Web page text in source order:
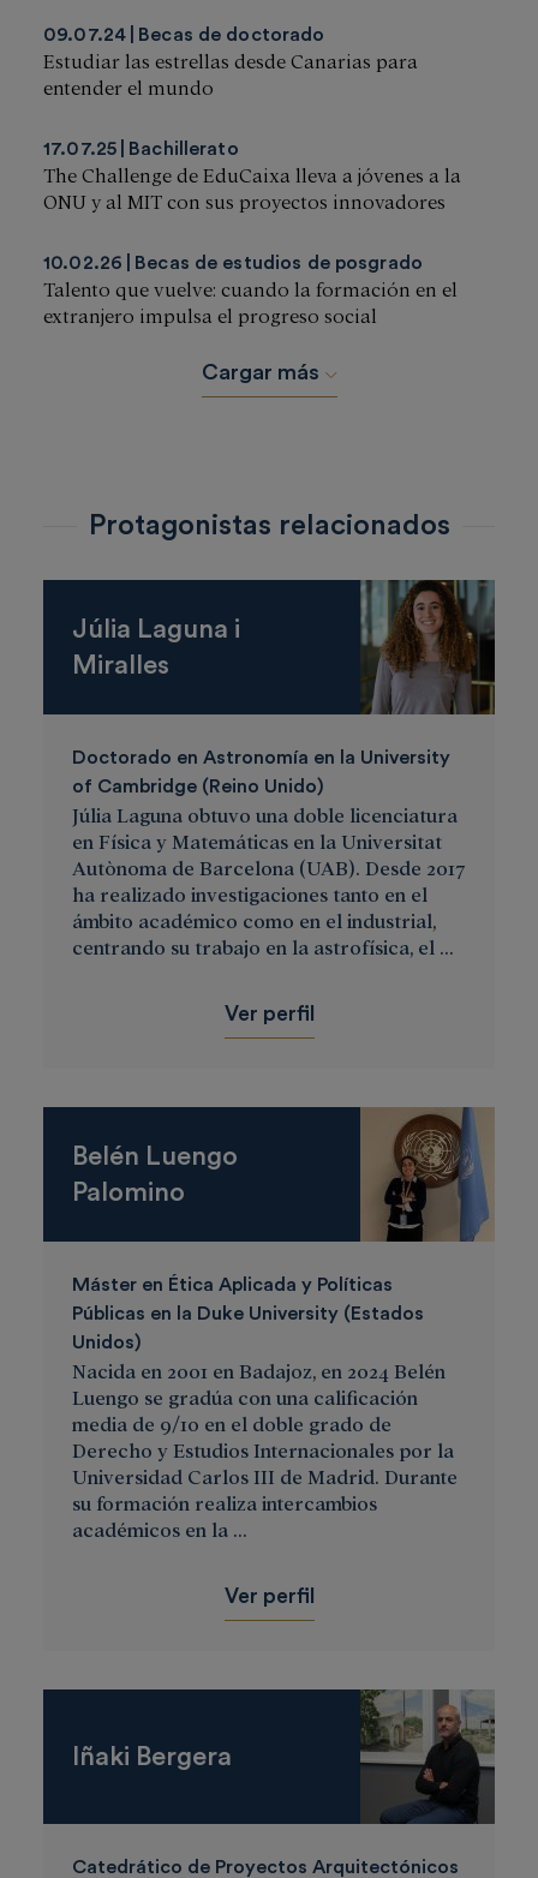
09.07.24 Becas de doctorado
Estudiar las estrellas desde Canarias para
entender el mundo
17.07.25 Bachillerato
The Challenge de EduCaixa lleva a jóvenes a la
ONU y al MIT con sus proyectos innovadores
10.02.26 Becas de estudios de posgrado
Talento que vuelve: cuando la formación en el
extranjero impulsa el progreso social
Cargar más
Protagonistas relacionados
Júlia Laguna i
Miralles
Doctorado en Astronomía en la University
of Cambridge (Reino Unido)
Júlia Laguna obtuvo una doble licenciatura
en Física y Matemáticas en la Universitat
Autònoma de Barcelona (UAB). Desde 2017
ha realizado investigaciones tanto en el
ámbito académico como en el industrial,
centrando su trabajo en la astrofísica, el ...
Ver perfil
Belén Luengo
Palomino
Máster en Ética Aplicada y Políticas
Públicas en la Duke University (Estados
Unidos)
Nacida en 2001 en Badajoz, en 2024 Belén
Luengo se gradúa con una calificación
media de 9/10 en el doble grado de
Derecho y Estudios Internacionales por la
Universidad Carlos III de Madrid. Durante
su formación realiza intercambios
académicos en la ...
Ver perfil
Iñaki Bergera
Catedrático de Proyectos Arquitectónicos